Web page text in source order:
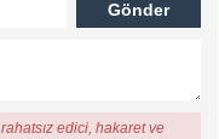
edici, hakaret ve